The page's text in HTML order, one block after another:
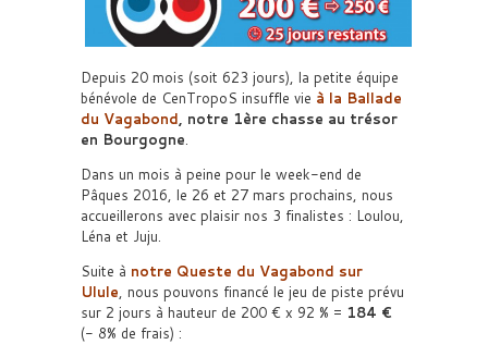
Depuis 20 mois (soit 623 jours), la petite équipe
bénévole de CenTropoS insuffle vie à la Ballade
du Vagabond, notre 1ère chasse au trésor
en Bourgogne.
Dans un mois à peine pour le week-end de
Pâques 2016, le 26 et 27 mars prochains, nous
accueillerons avec plaisir nos 3 finalistes : Loulou,
Léna et Juju.
Suite à notre Queste du Vagabond sur
Ulule, nous pouvons financé le jeu de piste prévu
sur 2 jours à hauteur de 200 € x 92 % = 184 €
(- 8% de frais) :